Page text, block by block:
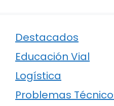
Destacados
Educación Vial
Logística
Problemas